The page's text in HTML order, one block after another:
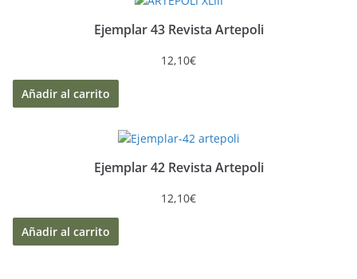
Ejemplar 43 Revista Artepoli
12,10€
Añadir al carrito
Ejemplar 42 Revista Artepoli
12,10€
Añadir al carrito